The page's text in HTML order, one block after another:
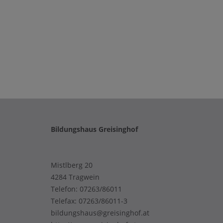
Bildungshaus Greisinghof
Mistlberg 20
4284 Tragwein
Telefon: 07263/86011
Telefax: 07263/86011-3
bildungshaus@greisinghof.at